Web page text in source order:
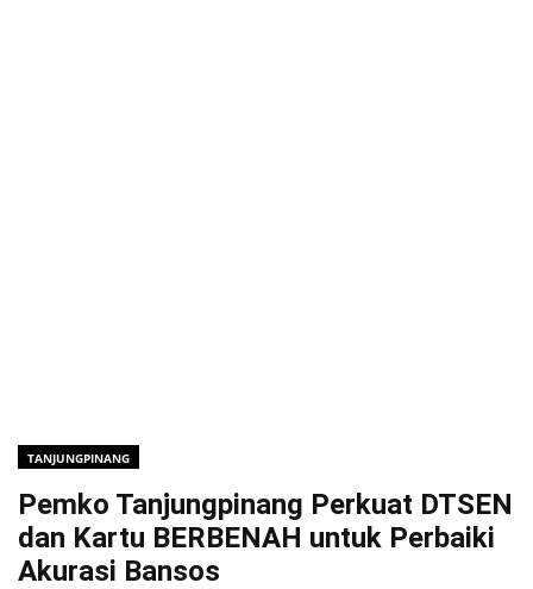
TANJUNGPINANG
Pemko Tanjungpinang Perkuat DTSEN
dan Kartu BERBENAH untuk Perbaiki
Akurasi Bansos